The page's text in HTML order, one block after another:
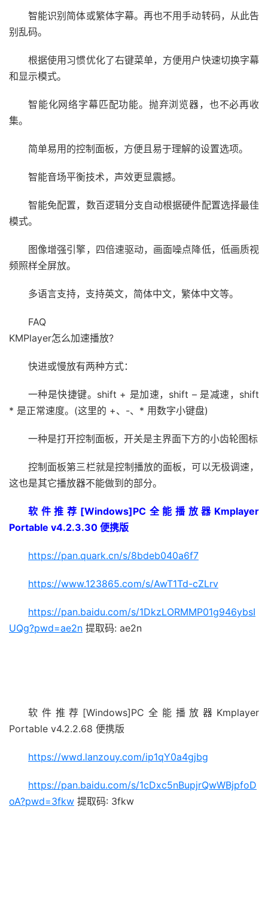
智能识别简体或繁体字幕。再也不用手动转码，从此告
别乱码。
根据使用习惯优化了右键菜单，方便用户快速切换字幕
和显示模式。
智能化网络字幕匹配功能。抛弃浏览器，也不必再收
集。
简单易用的控制面板，方便且易于理解的设置选项。
智能音场平衡技术，声效更显震撼。
智能免配置，数百逻辑分支自动根据硬件配置选择最佳
模式。
图像增强引擎，四倍速驱动，画面噪点降低，低画质视
频照样全屏放。
多语言支持，支持英文，简体中文，繁体中文等。
FAQ
KMPlayer怎么加速播放?
快进或慢放有两种方式：
一种是快捷键。shift + 是加速，shift – 是减速，shift
* 是正常速度。(这里的 +、-、* 用数字小键盘)
一种是打开控制面板，开关是主界面下方的小齿轮图标
控制面板第三栏就是控制播放的面板，可以无极调速，
这也是其它播放器不能做到的部分。
软件推荐[Windows]PC全能播放器Kmplayer
Portable v4.2.3.30 便携版
https://pan.quark.cn/s/8bdeb040a6f7
https://www.123865.com/s/AwT1Td-cZLrv
https://pan.baidu.com/s/1DkzLORMMP01g946ybsI
UQg?pwd=ae2n 提取码: ae2n
软件推荐[Windows]PC全能播放器Kmplayer
Portable v4.2.2.68 便携版
https://wwd.lanzouy.com/ip1qY0a4gjbg
https://pan.baidu.com/s/1cDxc5nBupjrQwWBjpfoD
oA?pwd=3fkw 提取码: 3fkw